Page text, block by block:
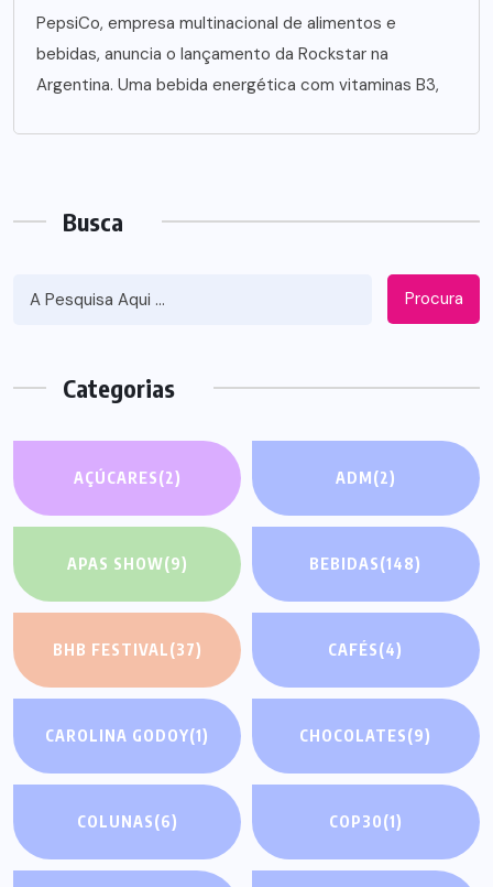
PepsiCo, empresa multinacional de alimentos e
bebidas, anuncia o lançamento da Rockstar na
Argentina. Uma bebida energética com vitaminas B3,
Busca
Procura
Categorias
AÇÚCARES(2) ADM(2)
APAS SHOW(9) BEBIDAS(148)
BHB FESTIVAL(37) CAFÉS(4)
CAROLINA GODOY(1) CHOCOLATES(9)
COLUNAS(6) COP30(1)